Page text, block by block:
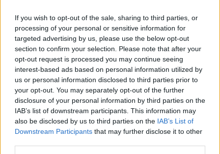
If you wish to opt-out of the sale, sharing to third parties, or
processing of your personal or sensitive information for
targeted advertising by us, please use the below opt-out
section to confirm your selection. Please note that after your
opt-out request is processed you may continue seeing
interest-based ads based on personal information utilized by
us or personal information disclosed to third parties prior to
your opt-out. You may separately opt-out of the further
disclosure of your personal information by third parties on the
IAB’s list of downstream participants. This information may
also be disclosed by us to third parties on the IAB’s List of
Downstream Participants that may further disclose it to other
Real Madrid:
A Cadena Ser értesülései szerint a Real
Arda Gülert vagy Endricket is odaadná kölcsönben,
csak hogy sikerüljön megállapodnia a
Bournemouth-szal Dean Huijsen megszerzéséről.
A következő hónapokban új, 2031-ig szóló
szerződést köthetnek Raúl Asencióval, akiért ugyan
több európai topklub kifizetné a kivásárlási árát, de
a játékos maradna.
Espanyol: A Manchester United, az Arsenal, a Paris
Saint-Germain, a Bayer Leverkusen, a Real Madrid és
az Atlético Madrid mind érdeklődnek az Espanyol